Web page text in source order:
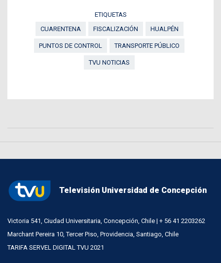
ETIQUETAS
CUARENTENA
FISCALIZACIÓN HUALPÉN
PUNTOS DE CONTROL TRANSPORTE PÚBLICO
TVU NOTICIAS
Televisión Universidad de Concepción
Victoria 541, Ciudad Universitaria, Concepción, Chile | + 56 41 2203262
Marchant Pereira 10, Tercer Piso, Providencia, Santiago, Chile
TARIFA SERVEL DIGITAL TVU 2021